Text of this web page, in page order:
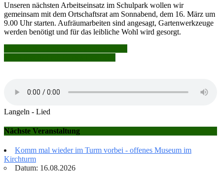
Unseren nächsten Arbeitseinsatz im Schulpark wollen wir
gemeinsam mit dem Ortschaftsrat am Sonnabend, dem 16. März um
9.00 Uhr starten. Aufräumarbeiten sind angesagt, Gartenwerkzeuge
werden benötigt und für das leibliche Wohl wird gesorgt.
Beitragsnavigation
Langeln - Lied
Nächste Veranstaltung
Komm mal wieder im Turm vorbei - offenes Museum im
Kirchturm
Datum: 16.08.2026